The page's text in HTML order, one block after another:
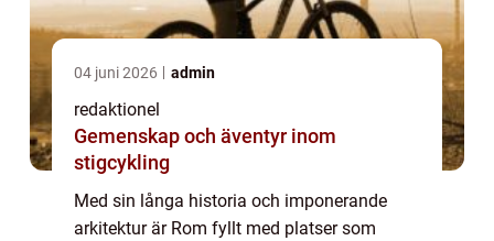
04 juni 2026 admin
redaktionel
Gemenskap och äventyr inom
stigcykling
Med sin långa historia och imponerande
arkitektur är Rom fyllt med platser som